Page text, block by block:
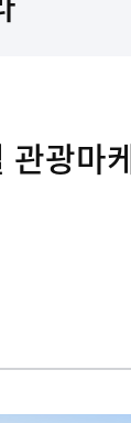
관광마